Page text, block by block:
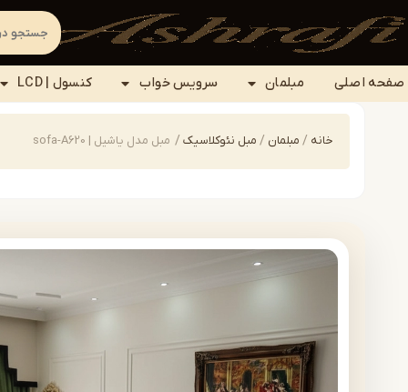
صفحه اصلی مبلمان سرویس خواب کنسول | LCD
خانه / مبلمان / مبل نئوکلاسیک / مبل مدل یاشیل | sofa-A620